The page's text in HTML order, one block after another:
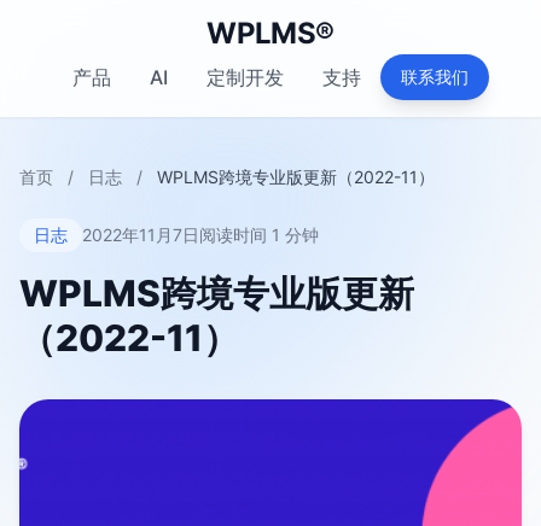
WPLMS®
产品 AI 定制开发 支持 联系我们
首页 / 日志 / WPLMS跨境专业版更新（2022-11）
日志 2022年11月7日阅读时间 1 分钟
WPLMS跨境专业版更新
（2022-11）